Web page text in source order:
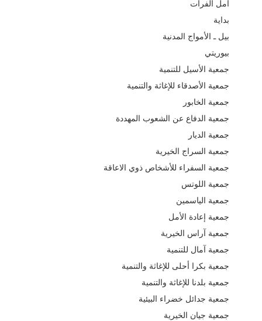
أمل الفرات
بداية
بيل ـ الأمواج المدنية
بيوريتي
جمعية الأسيل للتنمية
جمعية الأصدقاء للإغاثة والتنمية
جمعية الخابور
جمعية الدفاع عن الشعوب المهددة
جمعية الديار
جمعية السراج الخيرية
جمعية السفراء للأشخاص ذوي الاعاقة
جمعية اللوتس
جمعية الياسمين
جمعية إعادة الأمل
جمعية آراس الخيرية
جمعية آمال للتنمية
جمعية بكرا أحلى للإغاثة والتنمية
جمعية بلدنا للإغاثة والتنمية
جمعية جدائل خضراء البيئية
جمعية جيان الخيرية